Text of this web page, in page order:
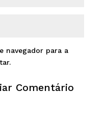
navegador para a